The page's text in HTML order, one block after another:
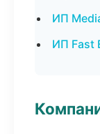
ИП
ИП Fast